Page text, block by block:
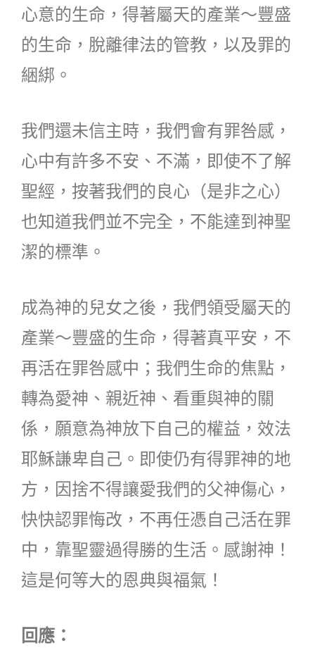
心意的生命，得著屬天的產業～豐盛
的生命，脫離律法的管教，以及罪的
綑綁。
我們還未信主時，我們會有罪咎感，
心中有許多不安、不滿，即使不了解
聖經，按著我們的良心（是非之心）
也知道我們並不完全，不能達到神聖
潔的標準。
成為神的兒女之後，我們領受屬天的
產業～豐盛的生命，得著真平安，不
再活在罪咎感中；我們生命的焦點，
轉為愛神、親近神、看重與神的關
係，願意為神放下自己的權益，效法
耶穌謙卑自己。即使仍有得罪神的地
方，因捨不得讓愛我們的父神傷心，
快快認罪悔改，不再任憑自己活在罪
中，靠聖靈過得勝的生活。感謝神！
這是何等大的恩典與福氣！
回應：